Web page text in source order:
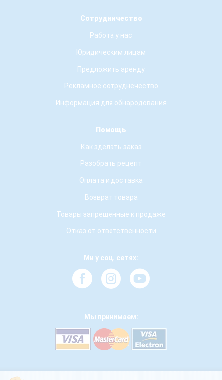
Сотрудничество
Работа у нас
Юридическим лицам
Предложить аренду
Рекламное сотруднечество
Информация для обнародования
Помощь
Как зделать заказ
Разобрать рецепт
Оплата и доставка
Возврат товара
Товары запрещенные к продаже
Отказ от ответственности
Ми у соц. сетях:
Мы принимаем: